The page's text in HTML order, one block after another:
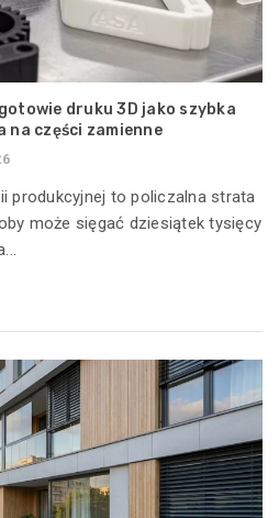
druku 3D jako szybka
części zamienne
produkcyjnej to policzalna strata
może sięgać dziesiątek tysięcy